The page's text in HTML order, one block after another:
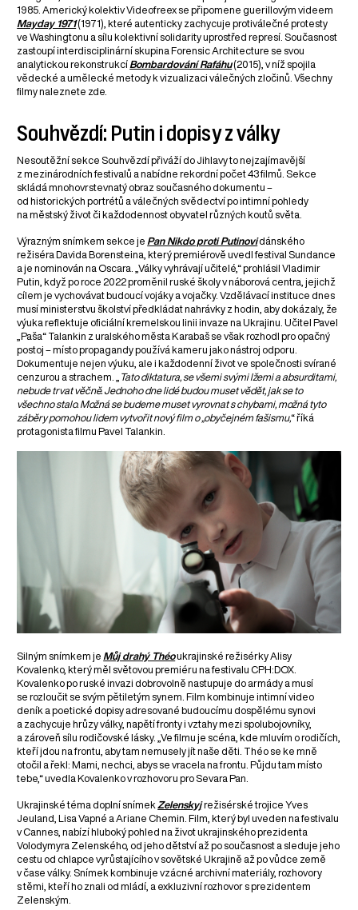
1985. Americký kolektiv Videofreex se připomene guerillovým videem
Mayday 1971(1971), které autenticky zachycuje protiválečné protesty
ve Washingtonu a sílu kolektivní solidarity uprostřed represí. Současnost
zastoupí interdisciplinární skupina Forensic Architecture se svou
analytickou rekonstrukcí Bombardování Rafáhu(2015), v níž spojila
vědecké a umělecké metody k vizualizaci válečných zločinů. Všechny
filmy naleznete zde.
Souhvězdí: Putin i dopisy z války
Nesoutěžní sekce Souhvězdí přiváží do Jihlavy to nejzajímavější
z mezinárodních festivalů a nabídne rekordní počet 43 filmů. Sekce
skládá mnohovrstevnatý obraz současného dokumentu –
od historických portrétů a válečných svědectví po intimní pohledy
na městský život či každodennost obyvatel různých koutů světa.
Výrazným snímkem sekce je Pan Nikdo proti Putinovidánského
režiséra Davida Borensteina, který premiérově uvedl festival Sundance
a je nominován na Oscara. „Války vyhrávají učitelé,“ prohlásil Vladimir
Putin, když po roce 2022 proměnil ruské školy v náborová centra, jejichž
cílem je vychovávat budoucí vojáky a vojačky. Vzdělávací instituce dnes
musí ministerstvu školství předkládat nahrávky z hodin, aby dokázaly, že
výuka reflektuje oficiální kremelskou linii invaze na Ukrajinu. Učitel Pavel
„Paša“ Talankin z uralského města Karabaš se však rozhodl pro opačný
postoj – místo propagandy používá kameru jako nástroj odporu.
Dokumentuje nejen výuku, ale i každodenní život ve společnosti svírané
cenzurou a strachem. „
Tato diktatura, se všemi svými lžemi a absurditami,
nebude trvat věčně. Jednoho dne lidé budou muset vědět, jak se to
všechno stalo. Možná se budeme muset vyrovnat s chybami, možná tyto
záběry pomohou lidem vytvořit nový film o „obyčejném fašismu,“ říká
protagonista filmu Pavel Talankin.
Silným snímkem je Můj drahý Théoukrajinské režisérky Alisy
Kovalenko, který měl světovou premiéru na festivalu CPH:DOX.
Kovalenko po ruské invazi dobrovolně nastupuje do armády a musí
se rozloučit se svým pětiletým synem. Film kombinuje intimní video
deník a poetické dopisy adresované budoucímu dospělému synovi
a zachycuje hrůzy války, napětí fronty i vztahy mezi spolubojovníky,
a zároveň sílu rodičovské lásky. „Ve filmu je scéna, kde mluvím o rodičích,
kteří jdou na frontu, aby tam nemusely jít naše děti. Théo se ke mně
otočil a řekl: Mami, nechci, abys se vracela na frontu. Půjdu tam místo
tebe,“ uvedla Kovalenko v rozhovoru pro Sevara Pan.
Ukrajinské téma doplní snímekZelenskyj režisérské trojice Yves
Jeuland, Lisa Vapné a Ariane Chemin. Film, který byl uveden na festivalu
v Cannes, nabízí hluboký pohled na život ukrajinského prezidenta
Volodymyra Zelenského, od jeho dětství až po současnost a sleduje jeho
cestu od chlapce vyrůstajícího v sovětské Ukrajině až po vůdce země
v čase války. Snímek kombinuje vzácné archivní materiály, rozhovory
s těmi, kteří ho znali od mládí, a exkluzivní rozhovor s prezidentem
Zelenským.